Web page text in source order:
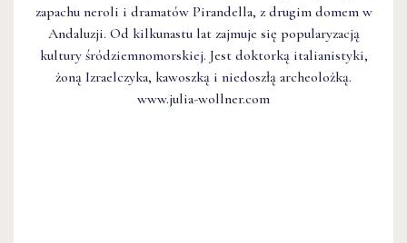
zapachu neroli i dramatów Pirandella, z drugim domem w
Andaluzji. Od kilkunastu lat zajmuje się popularyzacją
kultury śródziemnomorskiej. Jest doktorką italianistyki,
żoną Izraelczyka, kawoszką i niedoszłą archeolożką.
www.julia-wollner.com